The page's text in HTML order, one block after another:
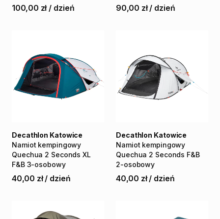
100,00 zł / dzień 90,00 zł / dzień
Namiot kempingowy
Quechua 2 Seconds XL
F&B 3-osobowy
Decathlon Katowice
40,00 zł / dzień
Namiot kempingowy
Quechua 2 Seconds F&B
2-osobowy
Decathlon Katowice
40,00 zł / dzień